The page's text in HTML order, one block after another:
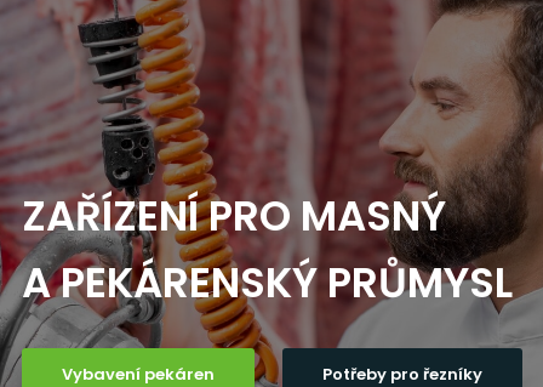
ZAŘÍZENÍ PRO MASNÝ
A PEKÁRENSKÝ PRŮMYSL
Vybavení pekáren Potřeby pro řezníky